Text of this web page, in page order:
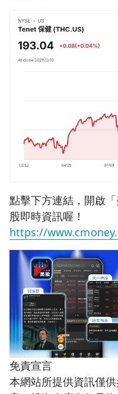
點擊下方連結，開啟
股即時資訊喔！
https://
免責宣言
本網站所提供資訊僅